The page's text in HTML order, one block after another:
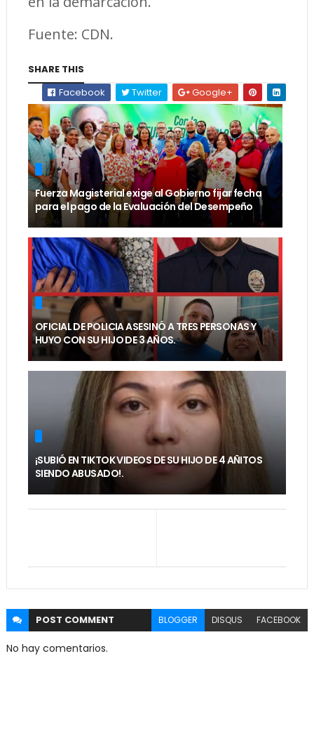
Fuente: CDN.
SHARE THIS
Facebook
Twitter Google+
Fuerza Magisterial exige al Gobierno fijar fecha
para el pago de la Evaluación del Desempeño
OFICIAL DE POLICIA ASESINÓ A TRES PERSONAS Y
HUYO CON SU HIJO DE 3 AÑOS.
¡SUBIÓ EN TIKTOK VIDEOS DE SU HIJO DE 4 AÑITOS
SIENDO ABUSADO!.
POST COMMENT BLOGGER DISQUS FACEBOOK
No hay comentarios.